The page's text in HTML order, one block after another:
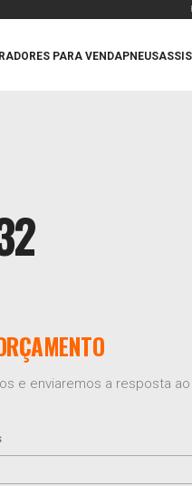
PARA VENDAPNEUS
e enviaremos a resposta